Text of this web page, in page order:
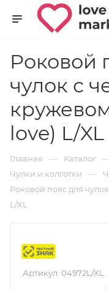
Роковой
чулок с
love) L/XL
Главная — Каталог
Чулки и колготки —
Роковой пояс для
L/XL
Маркировка
Артикул: 04972L/XL